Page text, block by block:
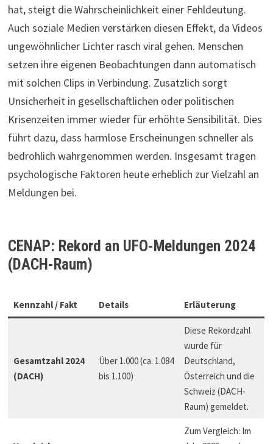
hat, steigt die Wahrscheinlichkeit einer Fehldeutung.
Auch soziale Medien verstärken diesen Effekt, da Videos
ungewöhnlicher Lichter rasch viral gehen. Menschen
setzen ihre eigenen Beobachtungen dann automatisch
mit solchen Clips in Verbindung. Zusätzlich sorgt
Unsicherheit in gesellschaftlichen oder politischen
Krisenzeiten immer wieder für erhöhte Sensibilität. Dies
führt dazu, dass harmlose Erscheinungen schneller als
bedrohlich wahrgenommen werden. Insgesamt tragen
psychologische Faktoren heute erheblich zur Vielzahl an
Meldungen bei.
CENAP: Rekord an UFO-Meldungen 2024
(DACH-Raum)
Kennzahl / Fakt Details Erläuterung
Gesamtzahl 2024
(DACH)
Über 1.000 (ca. 1.084
bis 1.100)
Diese Rekordzahl
wurde für
Deutschland,
Österreich und die
Schweiz (DACH-
Raum) gemeldet.
Zum Vergleich: Im